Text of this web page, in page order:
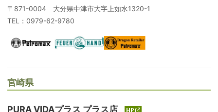
〒871-0004 大分県中津市大字上如水1320-1
TEL：0979-62-9780
宮崎県
PURA VIDAプラス プラス店